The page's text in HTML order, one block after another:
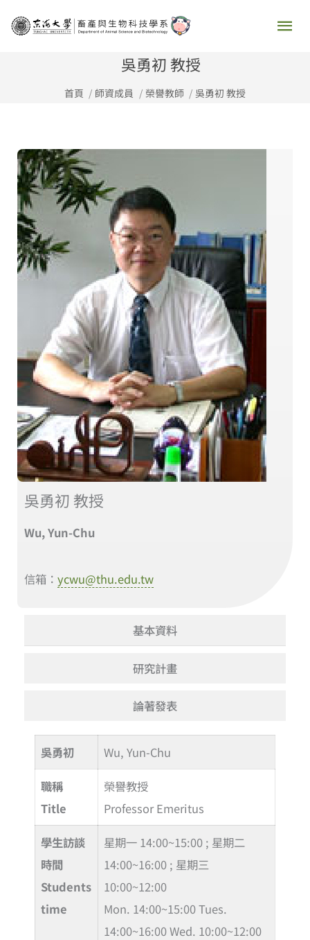
主
吳勇初 教授
首頁 師資成員 榮譽教師 吳勇初 教授
吳勇初 教授
Wu, Yun-Chu
信箱： ycwu@thu.edu.tw
基本資料
研究計畫
論著發表
吳勇初 Wu, Yun-Chu
職稱
Title
榮譽教授
Professor Emeritus
學生訪談
時間
Students
time
星期一 14:00~15:00 ; 星期二
14:00~16:00 ; 星期三
10:00~12:00
Mon. 14:00~15:00 Tues.
14:00~16:00 Wed. 10:00~12:00